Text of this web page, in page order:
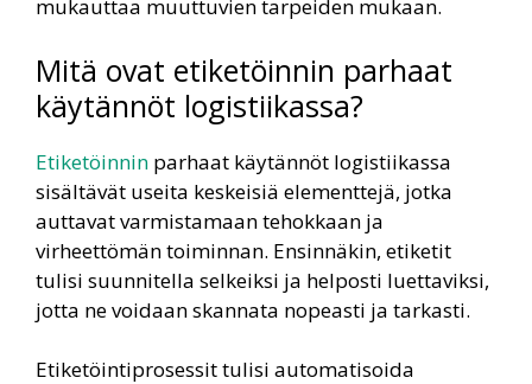
mukauttaa muuttuvien tarpeiden mukaan.
Mitä ovat etiketöinnin parhaat
käytännöt logistiikassa?
Etiketöinnin parhaat käytännöt logistiikassa
sisältävät useita keskeisiä elementtejä, jotka
auttavat varmistamaan tehokkaan ja
virheettömän toiminnan. Ensinnäkin, etiketit
tulisi suunnitella selkeiksi ja helposti luettaviksi,
jotta ne voidaan skannata nopeasti ja tarkasti.
Etiketöintiprosessit tulisi automatisoida